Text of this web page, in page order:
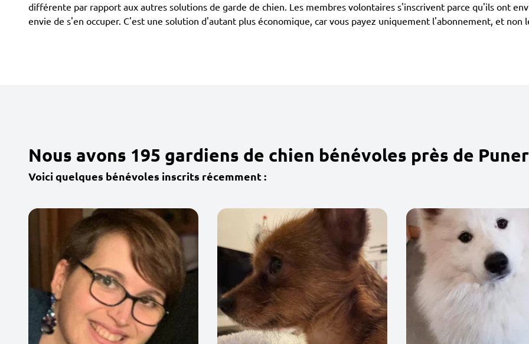
différente par rapport aux autres solutions de garde de chien. Les membres volontaires s'inscrivent parce qu'ils ont
envie de s'en occuper. C'est une solution d'autant plus économique, car vous payez uniquement l'abonnement, et non
Nous avons 195 gardiens de chien bénévoles près de
Voici quelques bénévoles inscrits récemment :